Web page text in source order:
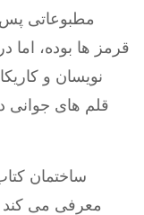
مطبوعاتی پس
قرمز ها بوده، اما
نویسان و
قلم های جوانی
ساختمان
معرفی می کند